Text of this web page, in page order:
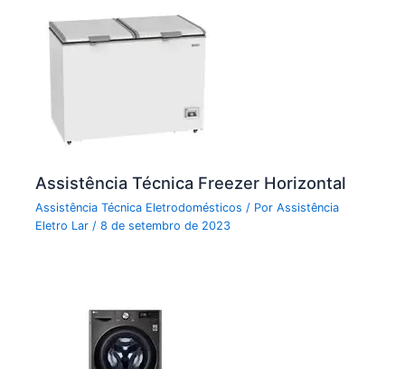
Assistência Técnica Freezer Horizontal
Assistência Técnica Eletrodomésticos / PorAssistência
Eletro Lar/8 de setembro de 2023